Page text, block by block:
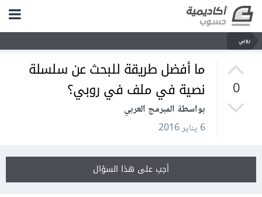
روبي
0
ما أفضل طريقة للبحث عن سلسلة
نصية في ملف في روبي؟
بواسطة المبرمج العربي
6 يناير 2016
أجب على هذا السؤال